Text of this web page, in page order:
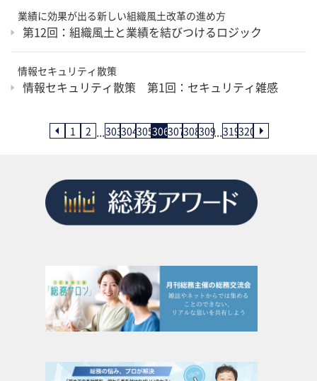
業績に効果が出る新しい組織風土改革の進め方
第12回：組織風土と業績を結びつけるロジック
情報セキュリティ散策
情報セキュリティ散策 第1回：セキュリティ雑感
1 2 ...303304305306307308309...319320